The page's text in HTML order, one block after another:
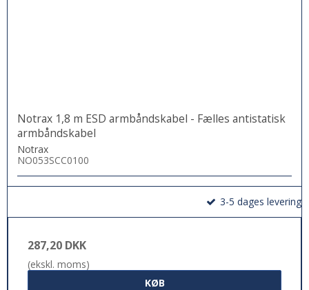
Notrax 1,8 m ESD armbåndskabel - Fælles antistatisk
armbåndskabel
Notrax
NO053SCC0100
3-5 dages levering
287,20 DKK
(ekskl. moms)
KØB